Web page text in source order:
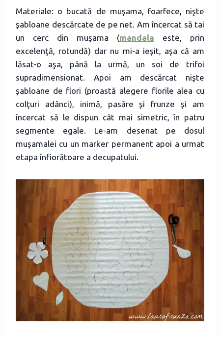
Materiale: o bucată de muşama, foarfece, nişte
şabloane descărcate de pe net. Am încercat să tai
un cerc din muşama (mandala este, prin
excelenţă, rotundă) dar nu mi-a ieşit, aşa că am
lăsat-o aşa, până la urmă, un soi de trifoi
supradimensionat. Apoi am descărcat nişte
şabloane de flori (proastă alegere florile alea cu
colţuri adânci), inimă, pasăre şi frunze şi am
încercat să le dispun cât mai simetric, în patru
segmente egale. Le-am desenat pe dosul
muşamalei cu un marker permanent apoi a urmat
etapa înfiorătoare a decupatului.